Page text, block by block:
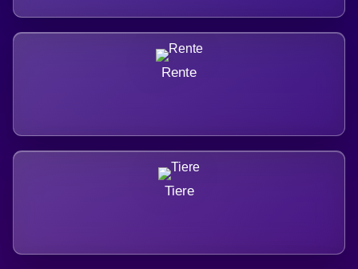
Rente
Tiere